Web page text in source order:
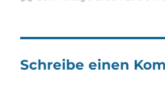
Schreibe einen